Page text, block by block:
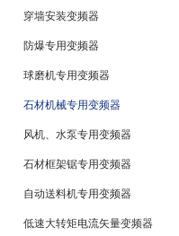
穿墙安装变频器
防爆专用变频器
球磨机专用变频器
石材机械专用变频器
风机、水泵专用变频器
石材框架锯专用变频器
自动送料机专用变频器
低速大转矩电流矢量变频器